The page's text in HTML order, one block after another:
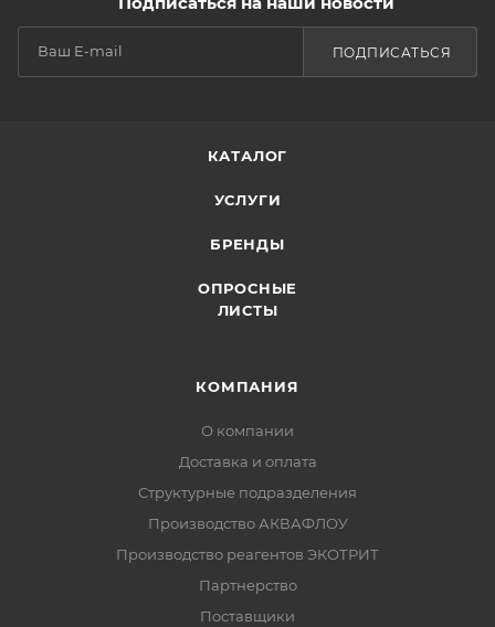
ПОДПИСАТЬСЯ
КАТАЛОГ
УСЛУГИ
БРЕНДЫ
ОПРОСНЫЕ
ЛИСТЫ
КОМПАНИЯ
О компании
Доставка и оплата
Структурные подразделения
Производство АКВАФЛОУ
Производство реагентов ЭКОТРИТ
Партнерство
Поставщики